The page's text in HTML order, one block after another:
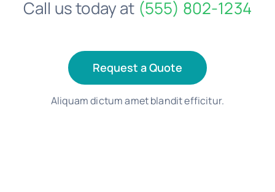
Call us today at (555) 802-1234
Request a Quote
Aliquam dictum amet blandit efficitur.